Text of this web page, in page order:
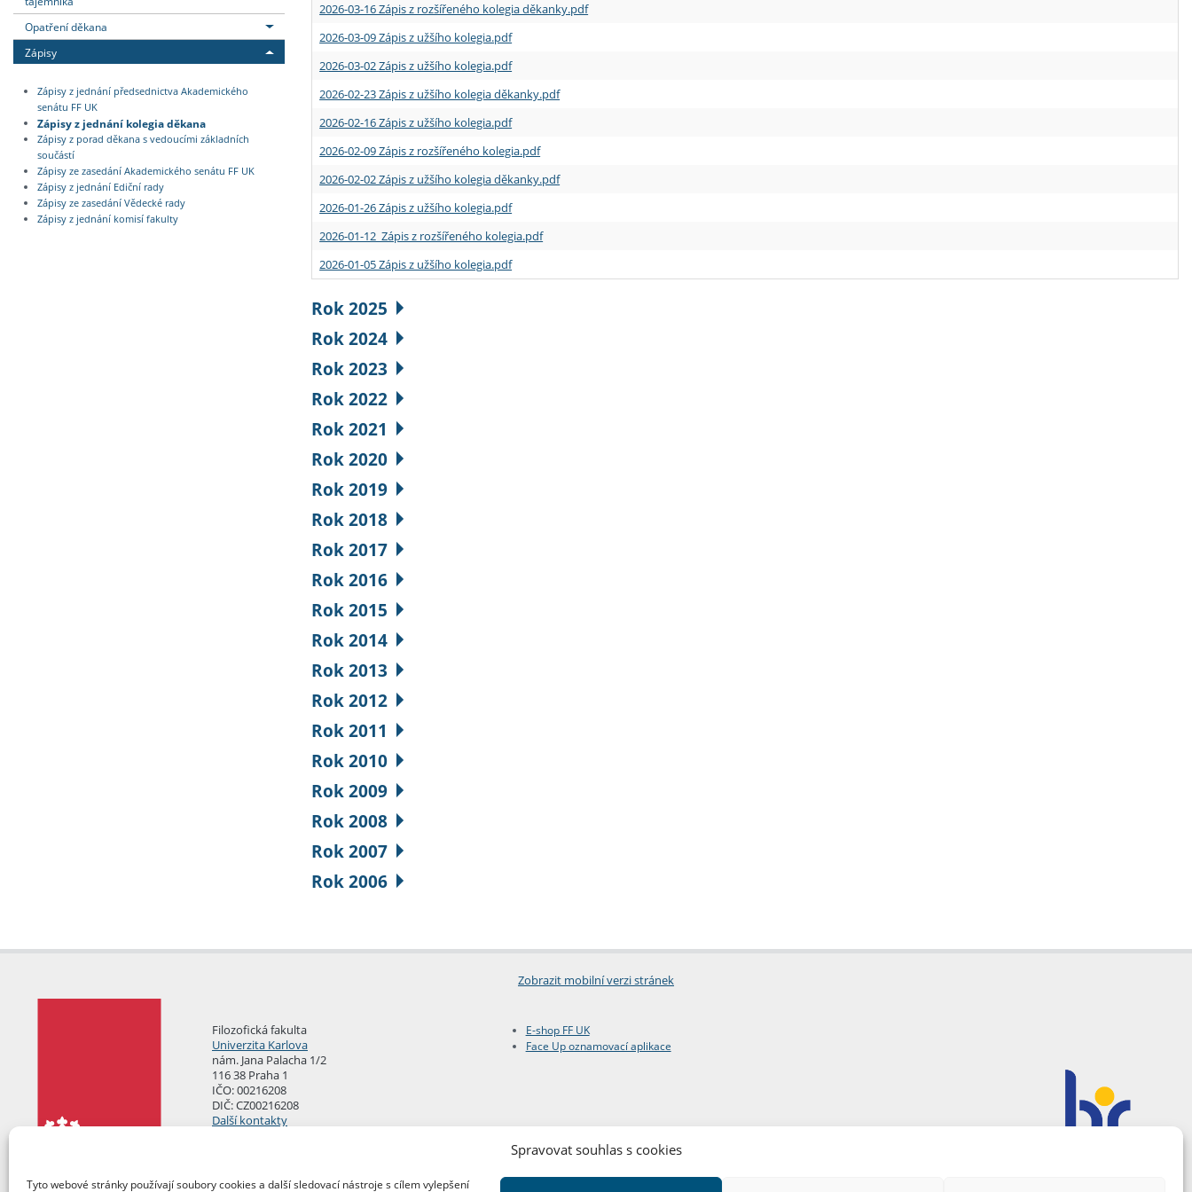
Spravovat souhlas s cookies
Tyto webové stránky používají soubory cookies a další sledovací nástroje s cílem vylepšení
Opatření děkana
Zápisy
Zápisy z jednání předsednictva Akademického
senátu FF UK
Zápisy z jednání kolegia děkana
Zápisy z porad děkana s vedoucími základních
součástí
Zápisy ze zasedání Akademického senátu FF UK
Zápisy z jednání Ediční rady
Zápisy ze zasedání Vědecké rady
Zápisy z jednání komisí fakulty
2026-03-16 Zápis z rozšířeného kolegia děkanky.pdf
2026-03-09 Zápis z užšího kolegia.pdf
2026-03-02 Zápis z užšího kolegia.pdf
2026-02-23 Zápis z užšího kolegia děkanky.pdf
2026-02-16 Zápis z užšího kolegia.pdf
2026-02-09 Zápis z rozšířeného kolegia.pdf
2026-02-02 Zápis z užšího kolegia děkanky.pdf
2026-01-26 Zápis z užšího kolegia.pdf
2026-01-12 Zápis z rozšířeného kolegia.pdf
2026-01-05 Zápis z užšího kolegia.pdf
Rok 2025
Rok 2024
Rok 2023
Rok 2022
Rok 2021
Rok 2020
Rok 2019
Rok 2018
Rok 2017
Rok 2016
Rok 2015
Rok 2014
Rok 2013
Rok 2012
Rok 2011
Rok 2010
Rok 2009
Rok 2008
Rok 2007
Rok 2006
Zobrazit mobilní verzi stránek
Filozofická fakulta
Univerzita Karlova
nám. Jana Palacha 1/2
116 38 Praha 1
IČO: 00216208
DIČ: CZ00216208
Další kontakty
E-shop FF UK
Face Up oznamovací aplikace